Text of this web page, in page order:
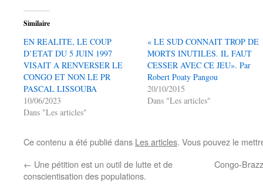
Similaire
EN REALITE, LE COUP
D’ETAT DU 5 JUIN 1997
VISAIT A RENVERSER LE
CONGO ET NON LE PR
PASCAL LISSOUBA
10/06/2023
Dans "Les articles"
« LE SUD CONNAIT TROP DE
MORTS INUTILES. IL FAUT
CESSER AVEC CE JEU». Par
Robert Poaty Pangou
20/10/2015
Dans "Les articles"
Ce contenu a été publié dans Les articles. Vous pouvez le
← Une pétition est un outil de lutte et de
conscientisation des populations.
Congo-